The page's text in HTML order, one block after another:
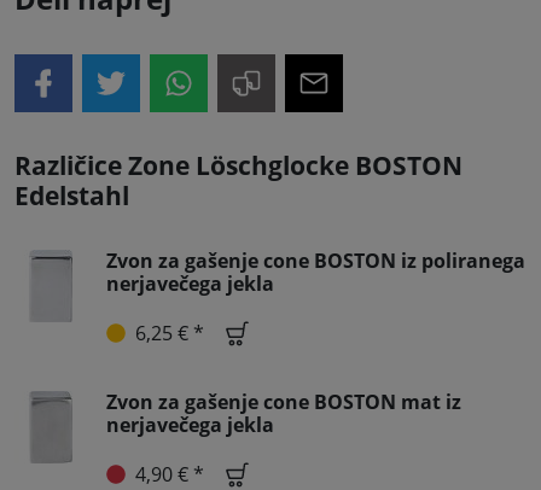
Različice Zone Löschglocke BOSTON
Edelstahl
Zvon za gašenje cone BOSTON iz poliranega
nerjavečega jekla
6,25 € *
Zvon za gašenje cone BOSTON mat iz
nerjavečega jekla
4,90 € *